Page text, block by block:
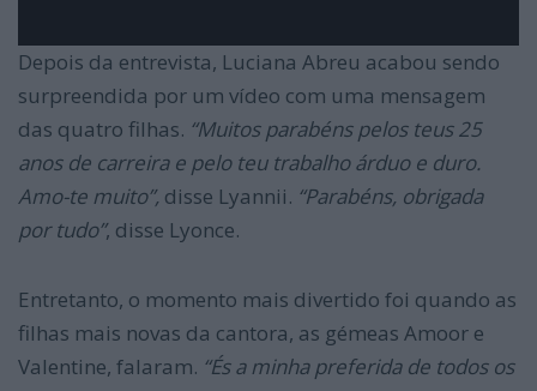
Depois da entrevista, Luciana Abreu acabou sendo
surpreendida por um vídeo com uma mensagem
das quatro filhas. “Muitos parabéns pelos teus 25
anos de carreira e pelo teu trabalho árduo e duro.
Amo-te muito”, disse Lyannii. “Parabéns, obrigada
por tudo”, disse Lyonce.
Entretanto, o momento mais divertido foi quando as
filhas mais novas da cantora, as gémeas Amoor e
Valentine, falaram. “És a minha preferida de todos os